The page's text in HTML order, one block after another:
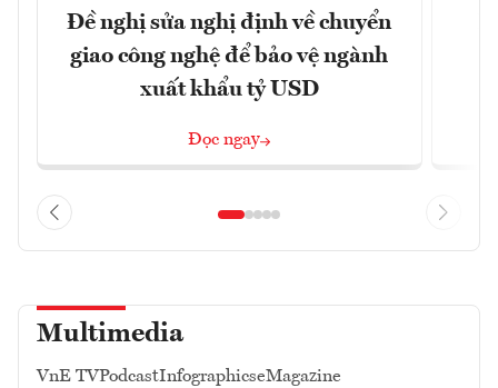
Đề nghị sửa nghị định về chuyển
giao công nghệ để bảo vệ ngành
xuất khẩu tỷ USD
Đọc ngay
Multimedia
VnE TVPodcastInfographicseMagazine